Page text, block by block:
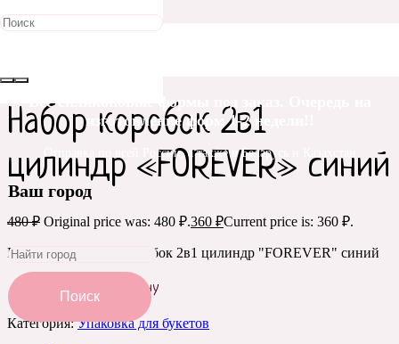
Все силиконовые формы под заказ. Очередь на
изготовление форм 1-2 недели!!
Отправка по всей России, а также в Беларусь и Казахстан
Ваш город
Поиск
Распродажа!
Набор коробок 2в1
цилиндр «FOREVER» синий
480₽ Original price was: 480 ₽.360 ₽Current price is: 360 ₽.
Количество Набор коробок 2в1 цилиндр "FOREVER" синий
Добавить в корзину
Категория:Упаковка для букетов